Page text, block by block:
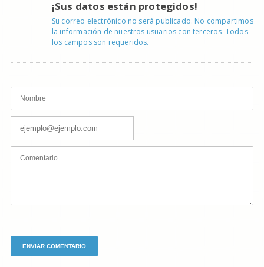
¡Sus datos están protegidos!
Su correo electrónico no será publicado. No compartimos
la información de nuestros usuarios con terceros. Todos
los campos son requeridos.